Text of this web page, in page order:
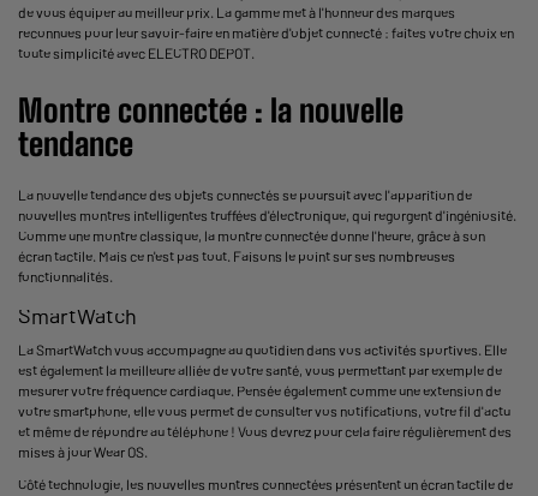
de vous équiper au meilleur prix. La gamme met à l'honneur des marques
reconnues pour leur savoir-faire en matière d'objet connecté : faites votre choix en
toute simplicité avec ELECTRO DEPOT.
Montre connectée : la nouvelle
tendance
La nouvelle tendance des objets connectés se poursuit avec l'apparition de
nouvelles montres intelligentes truffées d'électronique, qui regorgent d'ingéniosité.
Comme une montre classique, la montre connectée donne l'heure, grâce à son
écran tactile. Mais ce n'est pas tout. Faisons le point sur ses nombreuses
fonctionnalités.
SmartWatch
La SmartWatch vous accompagne au quotidien dans vos activités sportives. Elle
est également la meilleure alliée de votre santé, vous permettant par exemple de
mesurer votre fréquence cardiaque. Pensée également comme une extension de
votre smartphone, elle vous permet de consulter vos notifications, votre fil d'actu
et même de répondre au téléphone ! Vous devrez pour cela faire régulièrement des
mises à jour Wear OS.
Côté technologie, les nouvelles montres connectées présentent un écran tactile de